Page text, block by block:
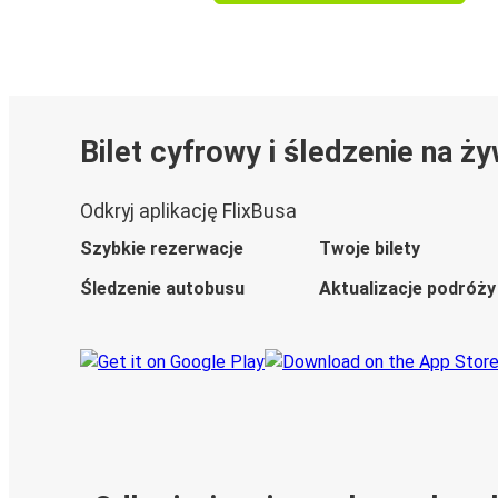
Bilet cyfrowy i śledzenie na
Odkryj aplikację FlixBusa
Szybkie rezerwacje
Twoje bilety
Śledzenie autobusu
Aktualizacje podróży